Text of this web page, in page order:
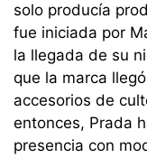
solo producía
fue iniciada por
la llegada de su
que la marca
accesorios de
entonces, Prada
presencia con